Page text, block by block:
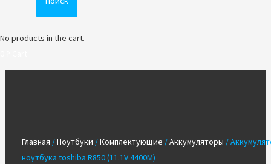
No products in the cart.
Главная /Ноутбуки /Комплектующие /Аккумуляторы /
ноутбука toshiba R850 (11.1V 4400M)